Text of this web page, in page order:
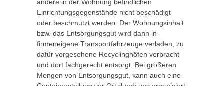
andere in der Wohnung befindlichen
Einrichtungsgegenstände nicht beschädigt
oder beschmutzt werden. Der Wohnungsinhalt
bzw. das Entsorgungsgut wird dann in
firmeneigene Transportfahrzeuge verladen, zu
dafür vorgesehene Recyclinghöfen verbracht
und dort fachgerecht entsorgt. Bei größeren
Mengen von Entsorgungsgut, kann auch eine